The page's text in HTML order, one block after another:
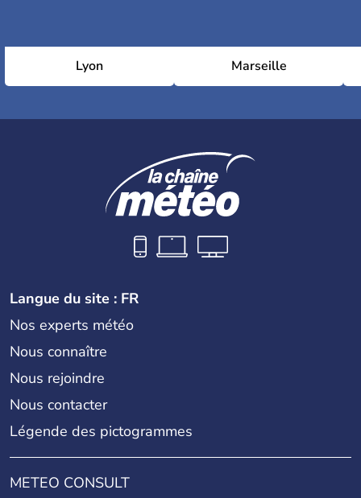
Lyon Marseille
Langue du site : FR
Nos experts météo
Nous connaître
Nous rejoindre
Nous contacter
Légende des pictogrammes
METEO CONSULT